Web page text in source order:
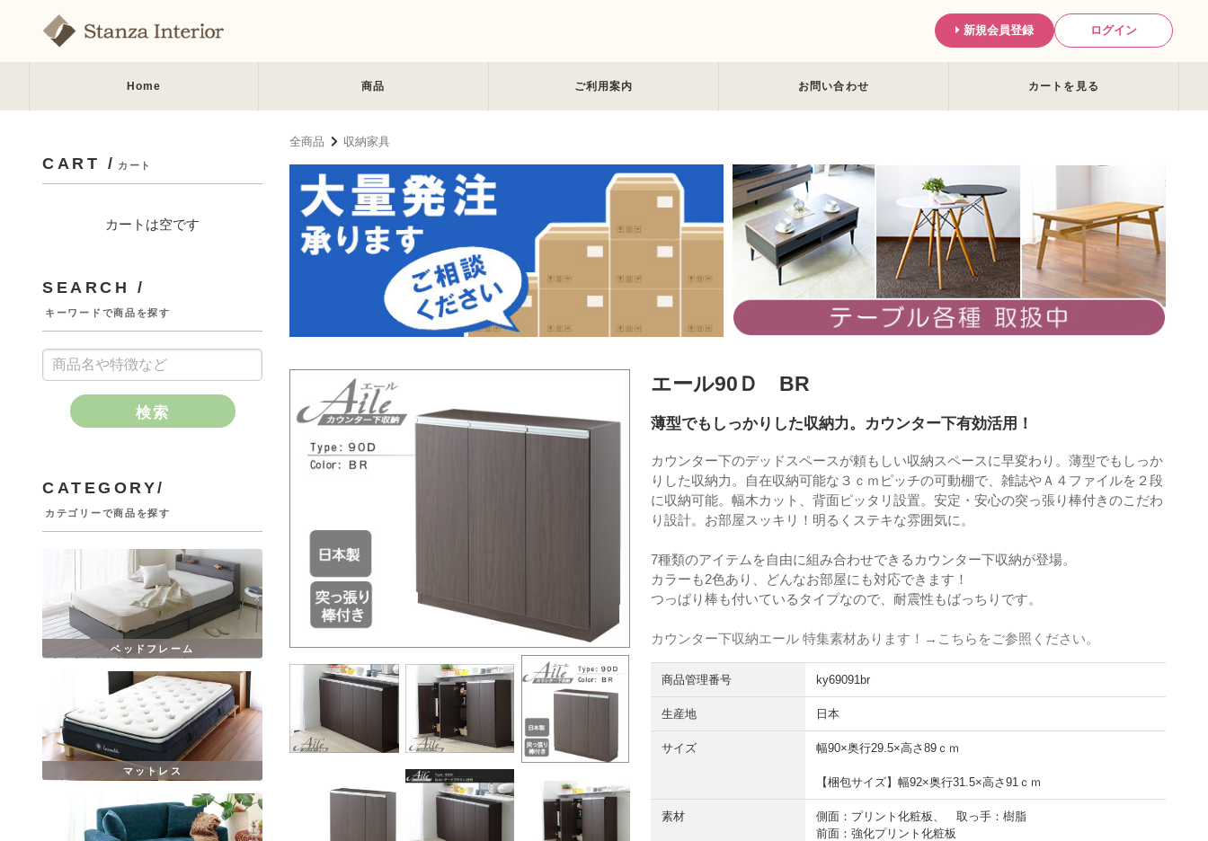
ログイン
新規会員登録
Home 商品 ご利用案内 お問い合わせ カートを見る
全商品 収納家具
エール90Ｄ BR
薄型でもしっかりした収納力。カウンター下有効活用！
カウンター下のデッドスペースが頼もしい収納スペースに早変わり。薄型でもしっか
りした収納力。自在収納可能な３ｃｍピッチの可動棚で、雑誌やＡ４ファイルを２段
に収納可能。幅木カット、背面ピッタリ設置。安定・安心の突っ張り棒付きのこだわ
り設計。お部屋スッキリ！明るくステキな雰囲気に。
7種類のアイテムを自由に組み合わせできるカウンター下収納が登場。
カラーも2色あり、どんなお部屋にも対応できます！
つっぱり棒も付いているタイプなので、耐震性もばっちりです。
カウンター下収納エール 特集素材あります！→こちらをご参照ください。
商品管理番号 ky69091br
生産地 日本
サイズ 幅90×奥行29.5×高さ89ｃｍ
【梱包サイズ】幅92×奥行31.5×高さ91ｃｍ
素材
側面：プリント化粧板、 取っ手：樹脂
前面：強化プリント化粧板
CART / カート
カートは空です
SEARCH /
キーワードで商品を探す
検索
CATEGORY/
カテゴリーで商品を探す
ベッドフレーム
マットレス